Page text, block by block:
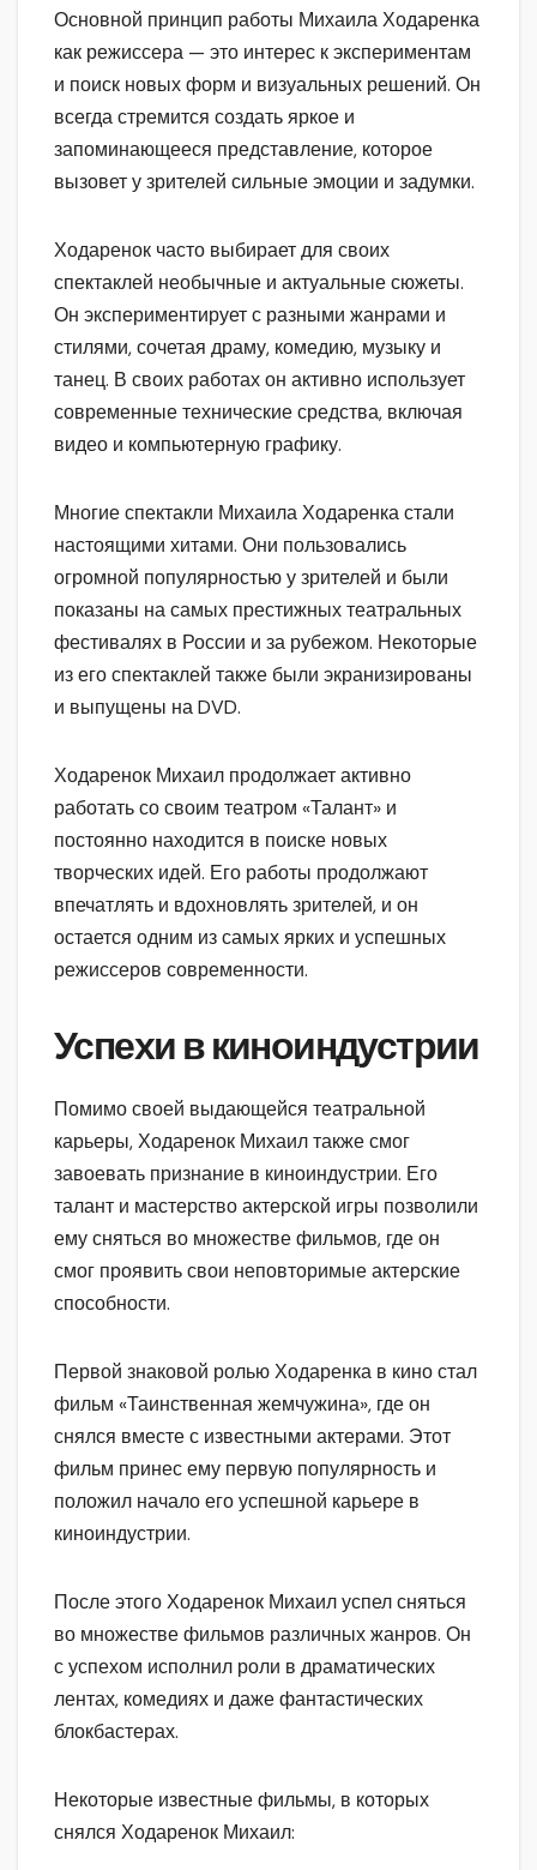
Основной принцип работы Михаила Ходаренка
как режиссера — это интерес к экспериментам
и поиск новых форм и визуальных решений. Он
всегда стремится создать яркое и
запоминающееся представление, которое
вызовет у зрителей сильные эмоции и задумки.
Ходаренок часто выбирает для своих
спектаклей необычные и актуальные сюжеты.
Он экспериментирует с разными жанрами и
стилями, сочетая драму, комедию, музыку и
танец. В своих работах он активно использует
современные технические средства, включая
видео и компьютерную графику.
Многие спектакли Михаила Ходаренка стали
настоящими хитами. Они пользовались
огромной популярностью у зрителей и были
показаны на самых престижных театральных
фестивалях в России и за рубежом. Некоторые
из его спектаклей также были экранизированы
и выпущены на DVD.
Ходаренок Михаил продолжает активно
работать со своим театром «Талант» и
постоянно находится в поиске новых
творческих идей. Его работы продолжают
впечатлять и вдохновлять зрителей, и он
остается одним из самых ярких и успешных
режиссеров современности.
Успехи в киноиндустрии
Помимо своей выдающейся театральной
карьеры, Ходаренок Михаил также смог
завоевать признание в киноиндустрии. Его
талант и мастерство актерской игры позволили
ему сняться во множестве фильмов, где он
смог проявить свои неповторимые актерские
способности.
Первой знаковой ролью Ходаренка в кино стал
фильм «Таинственная жемчужина», где он
снялся вместе с известными актерами. Этот
фильм принес ему первую популярность и
положил начало его успешной карьере в
киноиндустрии.
После этого Ходаренок Михаил успел сняться
во множестве фильмов различных жанров. Он
с успехом исполнил роли в драматических
лентах, комедиях и даже фантастических
блокбастерах.
Некоторые известные фильмы, в которых
снялся Ходаренок Михаил: